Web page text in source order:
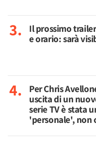
Il prossimo
e orario: sarà
Per Chris
uscita di un
serie TV è stata
'personale', non